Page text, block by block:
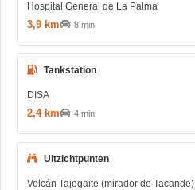
Hospital General de La Palma
3,9 km 8 min
Tankstation
DISA
2,4 km 4 min
Uitzichtpunten
Volcán Tajogaite (mirador de Tacande)